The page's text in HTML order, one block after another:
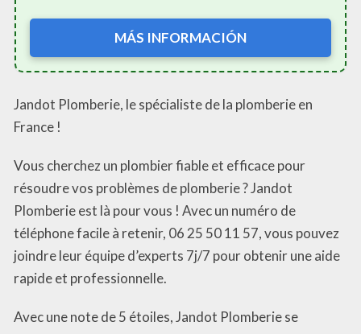
MÁS INFORMACIÓN
Jandot Plomberie, le spécialiste de la plomberie en
France !
Vous cherchez un plombier fiable et efficace pour
résoudre vos problèmes de plomberie ? Jandot
Plomberie est là pour vous ! Avec un numéro de
téléphone facile à retenir, 06 25 50 11 57, vous pouvez
joindre leur équipe d’experts 7j/7 pour obtenir une aide
rapide et professionnelle.
Avec une note de 5 étoiles, Jandot Plomberie se